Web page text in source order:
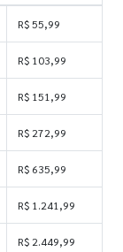
R$ 55,99
R$ 103,99
R$ 151,99
R$ 272,99
R$ 635,99
R$ 1.241,99
R$ 2.449,99